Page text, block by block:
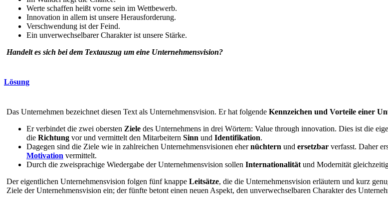
Werte schaffen heißt vorne sein im Wettbewerb.
Innovation in allem ist unsere Herausforderung.
Verschwendung ist der Feind.
Ein unverwechselbarer Charakter ist unsere Stärke.
Handelt es sich bei dem Textauszug um eine Unternehmensvision?
Lösung
Das Unternehmen bezeichnet diesen Text als Unternehmensvision. Er hat folgende Kennzeichen und Vorteile einer
Er verbindet die zwei obersten Ziele des Unternehmens in drei Wörtern: Value through innovation. Dies ist die
die Richtung vor und vermittelt den Mitarbeitern Sinn und Identifikation.
Dagegen sind die Ziele wie in zahlreichen Unternehmensvisionen ehernüchtern und ersetzbar verfasst. Daher
Motivation vermittelt.
Durch die zweisprachige Wiedergabe der Unternehmensvision sollen Internationalität und Modernität
Der eigentlichen Unternehmensvision folgen fünf knappe Leitsätze, die die Unternehmensvision erläutern und kurz
Ziele der Unternehmensvision ein; der fünfte betont einen neuen Aspekt, den unverwechselbaren Charakter des